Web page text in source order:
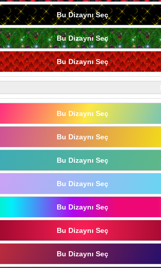
Bu Dizaynı Seç
Bu Dizaynı Seç
Bu Dizaynı Seç
Bu Dizaynı Seç
Bu Dizaynı Seç
Bu Dizaynı Seç
Bu Dizaynı Seç
Bu Dizaynı Seç
Bu Dizaynı Seç
Bu Dizaynı Seç